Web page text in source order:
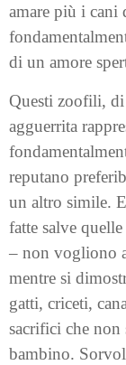
amare più i cani
di un amore
Questi zoofili,
agguerrita
reputano
un altro simile.
fatte salve
– non vogliono
mentre si
gatti, criceti,
sacrifici che non
bambino.